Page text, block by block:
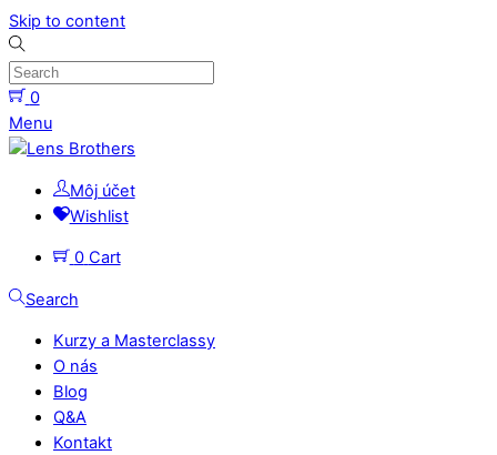
Skip to content
0
Menu
Môj účet
Wishlist
0 Cart
Search
Kurzy a Masterclassy
O nás
Blog
Q&A
Kontakt